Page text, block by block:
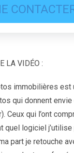
LA VIDÉO :
immobilières est
qui donnent envie
Ceux qui l’ont
quel logiciel
part je retouche